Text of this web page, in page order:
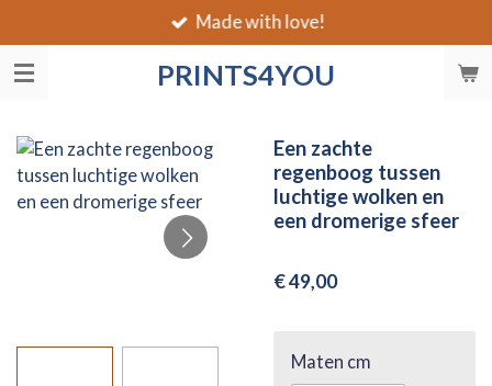
direct
naar
PRINTS4YOU
Made with love!
Een zachte
regenboog tussen
luchtige wolken en
een dromerige sfeer
€ 49,00
Maten cm